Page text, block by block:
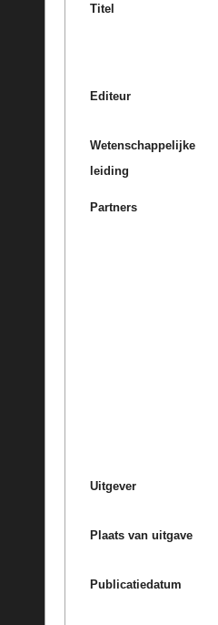
Titel
Editeur
Wetenschappelijke
leiding
Partners
Uitgever
Plaats van uitgave
Publicatiedatum